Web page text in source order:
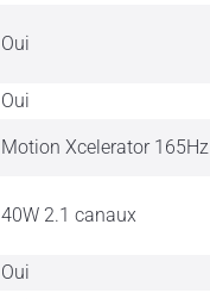
Oui
Oui
Motion Xcelerator 165Hz
40W 2.1 canaux
Oui